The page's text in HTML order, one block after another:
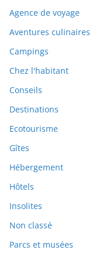
Agence de voyage
Aventures culinaires
Campings
Chez l'habitant
Conseils
Destinations
Ecotourisme
Gîtes
Hébergement
Hôtels
Insolites
Non classé
Parcs et musées